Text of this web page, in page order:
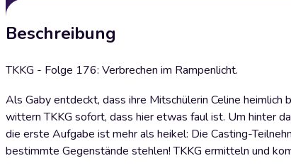
Beschreibung
TKKG - Folge 176: Verbrechen im Rampenlicht.
Als Gaby entdeckt, dass ihre Mitschülerin Celine
wittern TKKG sofort, dass hier etwas faul ist. Um hinter
die erste Aufgabe ist mehr als heikel: Die Casting-
bestimmte Gegenstände stehlen! TKKG ermitteln und